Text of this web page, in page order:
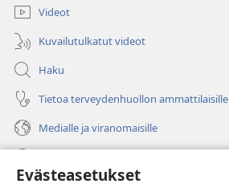
Evästeasetukset
Videot
Kuvailutulkatut videot
Haku
Tietoa terveydenhuollon ammattilaisille
Medialle ja viranomaisille